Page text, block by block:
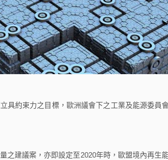
約束力之目標，歐洲議會下之工業及能源委員
建議案，亦即設定至2020年時，歐盟境內再生